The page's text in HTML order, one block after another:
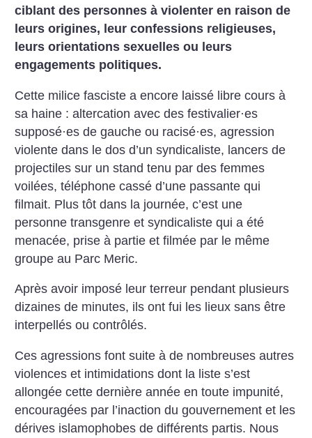
ciblant des personnes à violenter en raison de
leurs origines, leur confessions religieuses,
leurs orientations sexuelles ou leurs
engagements politiques.
Cette milice fasciste a encore laissé libre cours à
sa haine : altercation avec des festivalier·es
supposé·es de gauche ou racisé·es, agression
violente dans le dos d’un syndicaliste, lancers de
projectiles sur un stand tenu par des femmes
voilées, téléphone cassé d’une passante qui
filmait. Plus tôt dans la journée, c’est une
personne transgenre et syndicaliste qui a été
menacée, prise à partie et filmée par le même
groupe au Parc Meric.
Après avoir imposé leur terreur pendant plusieurs
dizaines de minutes, ils ont fui les lieux sans être
interpellés ou contrôlés.
Ces agressions font suite à de nombreuses autres
violences et intimidations dont la liste s’est
allongée cette dernière année en toute impunité,
encouragées par l’inaction du gouvernement et les
dérives islamophobes de différents partis. Nous